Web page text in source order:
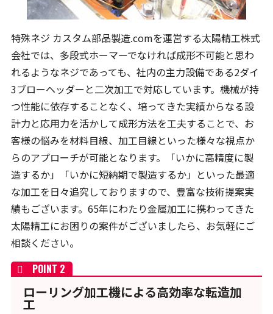
特殊ネジ カスタム部品製造.comを運営する太陽精工株式
会社では、多段式ホーマーでなければ成形不可能と思わ
れるようなネジであっても、社内の主力設備である2ダイ
3ブローヘッダーと二次加工で対応しています。機械が持
つ性能に依存することなく、培ってきた実績からなる設
計力と応用力を活かして成形方法を工夫することで、お
客様の悩みを材料目線、加工目線といった様々な視点か
らのアプローチが可能となります。「いかに高精度に製
造するか」「いかに短納期で製造するか」といった最適
な加工を日々追究しておりますので、豊富な技術提案実
績もございます。65年にわたり金属加工に携わってきた
太陽精工にお困りの案件がございましたら、お気軽にご
相談ください。
ローリング加工機による高効率な転造加
工